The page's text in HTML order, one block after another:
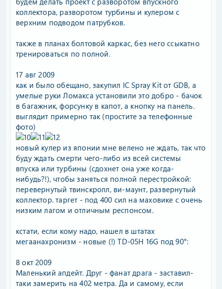
коллектора, разворотом турбины и кулером с
верхним подводом патрубков.
также в планах болтовой каркас, без него ссыкатно
тренироваться по полной.
17 авг 2009
как и было обещано, закупил IC Spray Kit от GDB, а
умелые руки Ломакса установили это добро - бачок
в багажник, форсунку в капот, а кнопку на панель.
выглядит примерно так (простите за телефонные
фото)
новый кулер из японии мне велено не ждать, так что
буду ждать смерти чего-либо из всей системы
впуска или турбины (сдохнет она уже когда-
нибудь?!), чтобы заняться полной перестройкой:
перевернутый твинскролл, ви-маунт, развернутый
коллектор. таргет - под 400 сил на маховике с очень
низким лагом и отличным респонсом.
кстати, если кому надо, нашел в штатах
мегаанахронизм - новые (!) TD-05H 16G под 90°:
8 окт 2009
Маленький апдейт. Друг - фанат драга - заставил-
таки замерить на 402 метра. Да и самому, если